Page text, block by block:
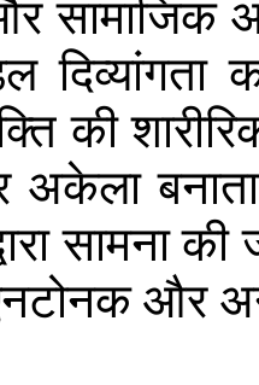
सामाजिक
दिव्यांगता
की
अकेला बनाता
सामना की
और